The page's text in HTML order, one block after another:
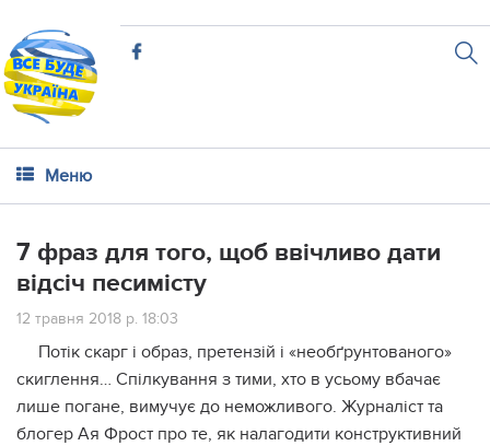
Меню
7 фраз для того, щоб ввічливо дати
відсіч песимісту
12 травня 2018 р. 18:03
Потік скарг і образ, претензій і «необґрунтованого»
скиглення… Спілкування з тими, хто в усьому вбачає
лише погане, вимучує до неможливого. Журналіст та
блогер Ая Фрост про те, як налагодити конструктивний